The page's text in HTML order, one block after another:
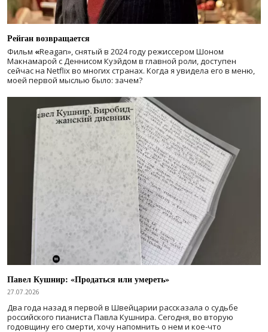
Рейган возвращается
Фильм «Reagan», снятый в 2024 годурежиссером Шоном
Макнамарой с Деннисом Куэйдом в главной роли, доступен
сейчас на Netflix во многих странах. Когда я увидела его в меню,
моей первой мыслью было: зачем?
Павел Кушнир: «Продаться или умереть»
27.07.2026
Два года назад я первой в Швейцарии рассказала о судьбе
российского пианиста Павла Кушнира. Сегодня, во вторую
годовщину его смерти, хочу напомнить о нем и кое-что